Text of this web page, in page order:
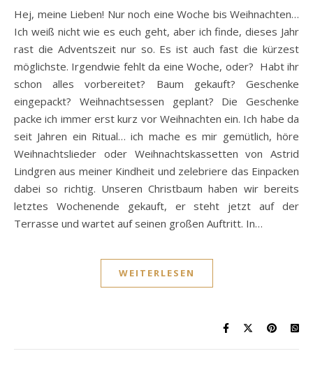
Hej, meine Lieben! Nur noch eine Woche bis Weihnachten…
Ich weiß nicht wie es euch geht, aber ich finde, dieses Jahr
rast die Adventszeit nur so. Es ist auch fast die kürzest
möglichste. Irgendwie fehlt da eine Woche, oder? Habt ihr
schon alles vorbereitet? Baum gekauft? Geschenke
eingepackt? Weihnachtsessen geplant? Die Geschenke
packe ich immer erst kurz vor Weihnachten ein. Ich habe da
seit Jahren ein Ritual… ich mache es mir gemütlich, höre
Weihnachtslieder oder Weihnachtskassetten von Astrid
Lindgren aus meiner Kindheit und zelebriere das Einpacken
dabei so richtig. Unseren Christbaum haben wir bereits
letztes Wochenende gekauft, er steht jetzt auf der
Terrasse und wartet auf seinen großen Auftritt. In…
WEITERLESEN